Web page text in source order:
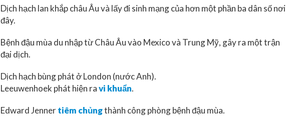
Dịch hạch lan khắp châu Âu và lấy đi sinh mạng của hơn một phần ba dân số nơi
đây.
Bệnh đậu mùa du nhập từ Châu Âu vào Mexico và Trung Mỹ, gây ra một trận
đại dịch.
Dịch hạch bùng phát ở London (nước Anh).
Leeuwenhoek phát hiện ravi khuẩn.
Edward Jennertiêm chủngthành công phòng bệnh đậu mùa.